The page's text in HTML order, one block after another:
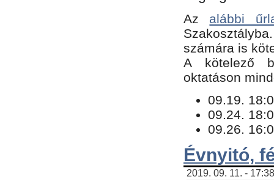
Az alábbi
számára is
​A kötelező
oktatáson
09.19.
09.24.
09.26.
Évnyitó,
2019. 09. 11. -